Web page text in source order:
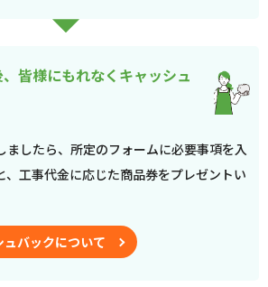
皆様にもれなくキャッシュ
ましたら、所定のフォームに必要事項を入
、工事代金に応じた商品券をプレゼントい
ュバックについて